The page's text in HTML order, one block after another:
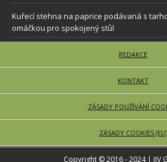
Kuřecí stehna na paprice podávaná s
omáčkou pro spokojený stůl
REDAKCE
KONTAKT
ZÁSADY POUŽÍVÁNÍ
ZÁSADY COOKIES (EU)
Copyright © 2016 - 2024 | JJV